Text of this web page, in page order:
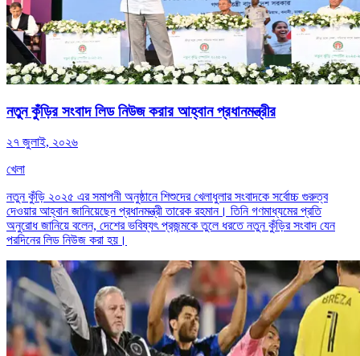
নতুন কুঁড়ির সংবাদ লিড নিউজ করার আহ্বান প্রধানমন্ত্রীর
২৭ জুলাই, ২০২৬
খেলা
নতুন কুঁড়ি ২০২৫ এর সমাপনী অনুষ্ঠানে শিশুদের খেলাধুলার সংবাদকে সর্বোচ্চ গুরুত্ব
দেওয়ার আহ্বান জানিয়েছেন প্রধানমন্ত্রী তারেক রহমান। তিনি গণমাধ্যমের প্রতি
অনুরোধ জানিয়ে বলেন, দেশের ভবিষ্যৎ প্রজন্মকে তুলে ধরতে নতুন কুঁড়ির সংবাদ যেন
পরদিনের লিড নিউজ করা হয়।